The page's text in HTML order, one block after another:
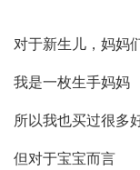
对于新生儿，妈妈
我是一枚生手妈妈
所以我也买过很多
但对于宝宝而言